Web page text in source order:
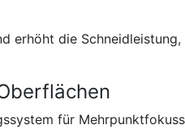
erhöht die
für